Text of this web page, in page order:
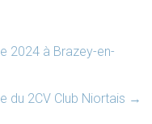
2024 à Brazey-en-
du 2CV Club Niortais →